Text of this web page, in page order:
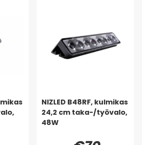
NIZLED B48RF, kulmikas
24,2 cm taka-/työvalo,
48W